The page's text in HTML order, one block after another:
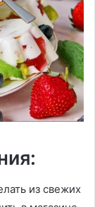
из свежих